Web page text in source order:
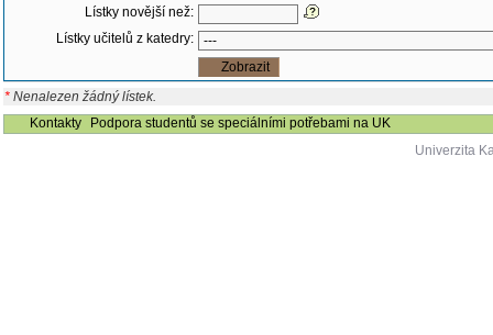
Lístky novější než:
Lístky učitelů z katedry:
* Nenalezen žádný lístek.
Kontakty
Podpora studentů se speciálními potřebami na UK
Univerzita